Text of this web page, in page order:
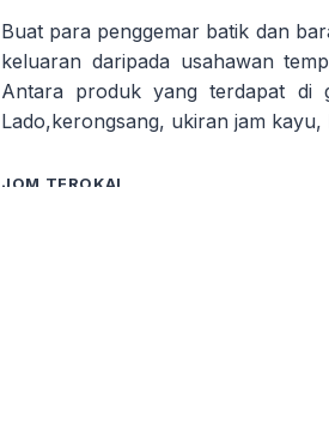
Buat para penggemar batik dan
keluaran daripada usahawan
Antara produk yang terdapat di
Lado,kerongsang, ukiran jam
JOM TEROKAI